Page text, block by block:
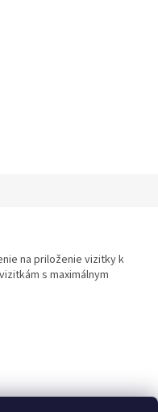
na priloženie vizitky k
s maximálnym